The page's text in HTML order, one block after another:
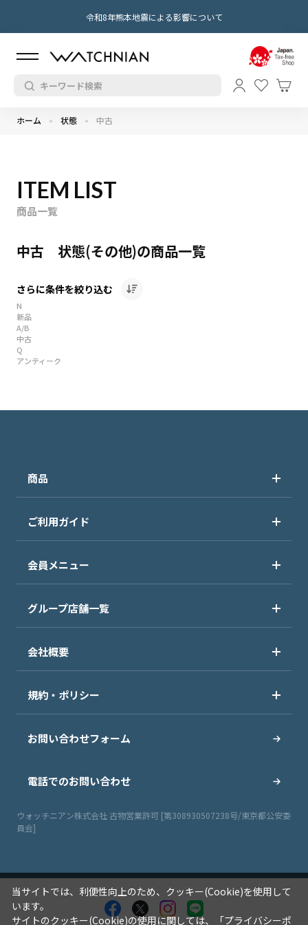
令和8年熊本地震による影響について
ホーム 状態 中古
ITEM LIST
商品一覧
中古 状態(その他)の商品一覧
さらに条件を絞り込む
N
新品
A/B
中古
Q
アンティーク
商品
ご利用ガイド
会員メニュー
グループ店舗一覧
会社概要
規約・ポリシー
お問い合わせフォーム
電話でのお問い合わせ
ウォッチニアン株式会社 古物営業許可 [第308930507238号/東京都公安委
員会]
当サイトでは、利便性向上のため、クッキー(Cookie)を使用して
います。
サイトのクッキー(Cookie)の使用に関しては、「プライバシーポ